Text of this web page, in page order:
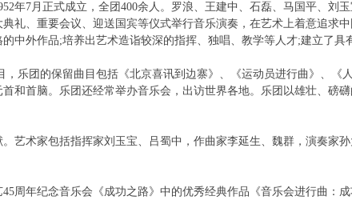
年7月正式成立，全团400余人。罗浪、王建中、石磊、马国平、刘
礼、重要会议、迎送国宾等仪式举行音乐演奏，在艺术上着意追求
中外作品;培养出艺术造诣较深的指挥、独唱、教学等人才;建立了具
，乐团的保留曲目包括《北京喜讯到边寨》、《运动员进行曲》、《
和首脑。乐团还经常举办音乐会，出访世界各地。乐团以雄壮、磅
艺术家包括指挥家刘玉宝、吕蜀中，作曲家李延生、魏群，演奏家
周年纪念音乐会《成功之路》中的优秀经典作品《音乐会进行曲：成